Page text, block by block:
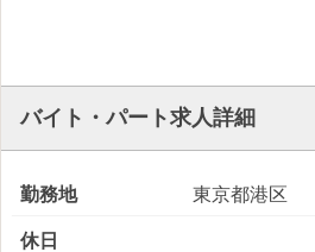
バイト・パート求人詳細
勤務地 東京都港区
休日